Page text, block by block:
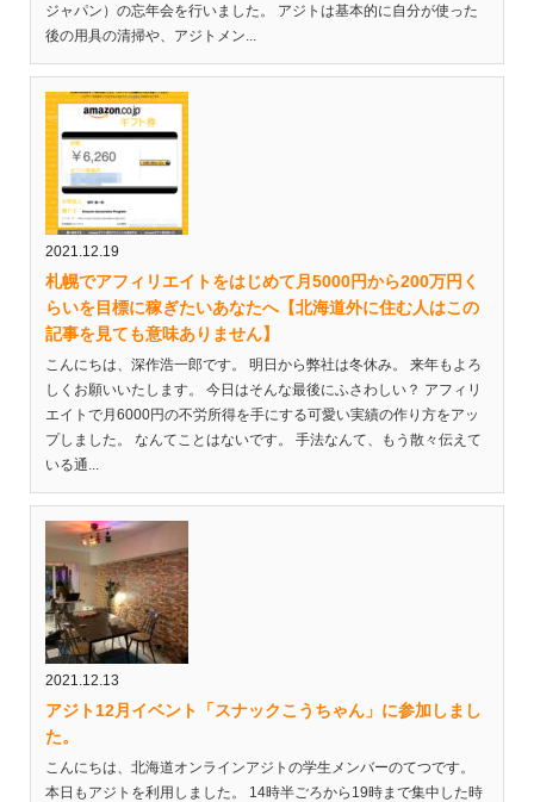
ジャパン）の忘年会を行いました。 アジトは基本的に自分が使った
後の用具の清掃や、アジトメン...
2021.12.19
札幌でアフィリエイトをはじめて月5000円から200万円く
らいを目標に稼ぎたいあなたへ【北海道外に住む人はこの
記事を見ても意味ありません】
こんにちは、深作浩一郎です。 明日から弊社は冬休み。 来年もよろ
しくお願いいたします。 今日はそんな最後にふさわしい？ アフィリ
エイトで月6000円の不労所得を手にする可愛い実績の作り方をアッ
プしました。 なんてことはないです。 手法なんて、もう散々伝えて
いる通...
2021.12.13
アジト12月イベント「スナックこうちゃん」に参加しまし
た。
こんにちは、北海道オンラインアジトの学生メンバーのてつです。
本日もアジトを利用しました。 14時半ごろから19時まで集中した時